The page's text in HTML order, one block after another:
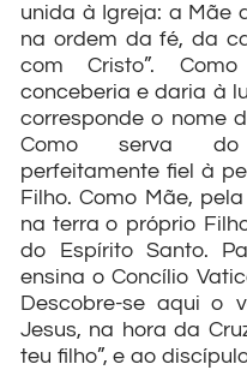
unida à Igreja: a Mãe
na ordem da fé, da
com Cristo”.
conceberia e daria à
corresponde o nome
Como serva do
perfeitamente fiel à
Filho. Como Mãe,
na terra o próprio
do Espírito Santo.
ensina o Concílio
Descobre-se aqui o
Jesus, na hora da
teu filho”, e ao